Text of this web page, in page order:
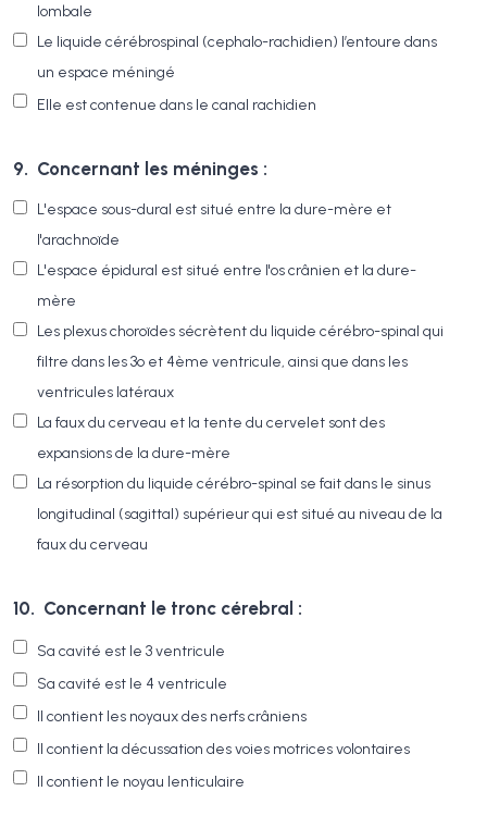
lombale
Le liquide cérébrospinal (cephalo-rachidien) l’entoure dans
un espace méningé
Elle est contenue dans le canal rachidien
9. Concernant les méninges :
L'espace sous-dural est situé entre la dure-mère et
l'arachnoïde
L'espace épidural est situé entre l'os crânien et la dure-
mère
Les plexus choroïdes sécrètent du liquide cérébro-spinal qui
filtre dans les 3º et 4ème ventricule, ainsi que dans les
ventricules latéraux
La faux du cerveau et la tente du cervelet sont des
expansions de la dure-mère
La résorption du liquide cérébro-spinal se fait dans le sinus
longitudinal (sagittal) supérieur qui est situé au niveau de la
faux du cerveau
10. Concernant le tronc cérebral :
Sa cavité est le 3 ventricule
Sa cavité est le 4 ventricule
Il contient les noyaux des nerfs crâniens
Il contient la décussation des voies motrices volontaires
Il contient le noyau lenticulaire